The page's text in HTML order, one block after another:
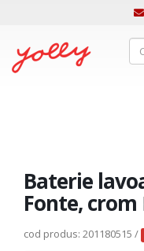
Baterie
Fonte, crom
cod produs: 201180515 /